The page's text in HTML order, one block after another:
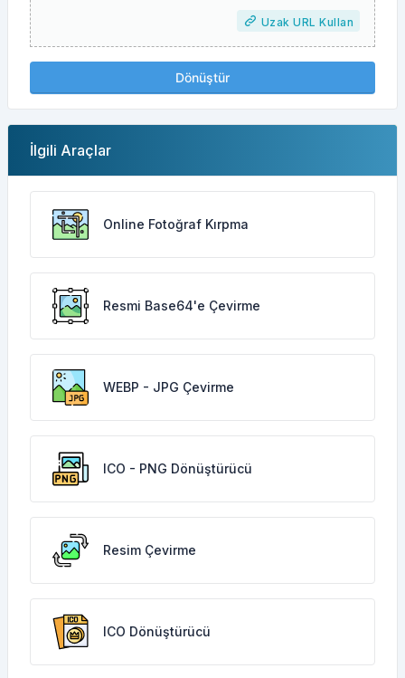
Uzak URL Kullan
Dönüştür
İlgili Araçlar
Online Fotoğraf Kırpma
Resmi Base64'e Çevirme
WEBP - JPG Çevirme
ICO - PNG Dönüştürücü
Resim Çevirme
ICO Dönüştürücü